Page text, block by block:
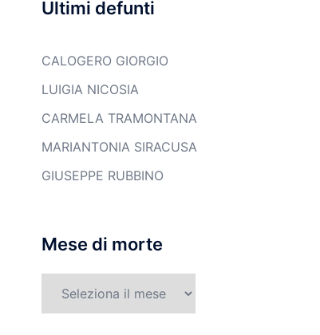
Ultimi defunti
CALOGERO GIORGIO
LUIGIA NICOSIA
CARMELA TRAMONTANA
MARIANTONIA SIRACUSA
GIUSEPPE RUBBINO
Mese di morte